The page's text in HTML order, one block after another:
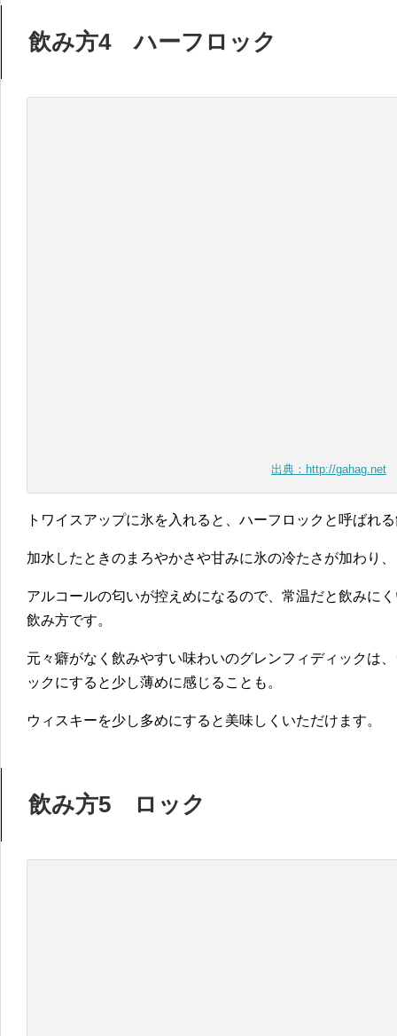
飲み方4 ハーフロック
出典：http://gahag.net
トワイスアップに氷を入れると、ハーフロックと呼ばれ
加水したときのまろやかさや甘みに氷の冷たさが加わり
アルコールの匂いが控えめになるので、常温だと飲みに
飲み方です。
元々癖がなく飲みやすい味わいのグレンフィディックは
ックにすると少し薄めに感じることも。
ウィスキーを少し多めにすると美味しくいただけます。
飲み方5 ロック